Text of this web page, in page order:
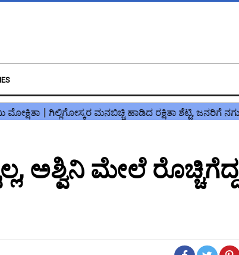
ಅಶ್ವಿನಿ ಮೇಲೆ ರೊಚ್ಚಿಗೆದ್ದ